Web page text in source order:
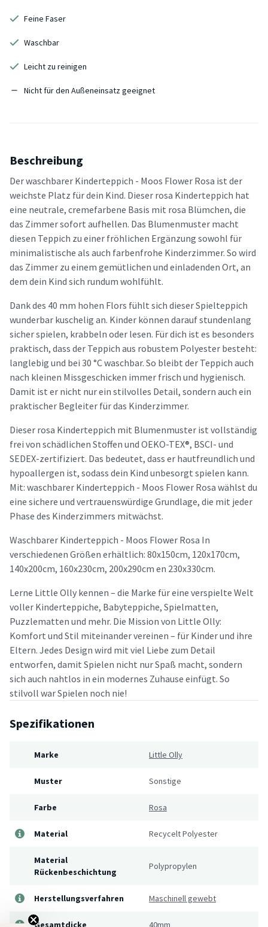
Feine Faser
Waschbar
Leicht zu reinigen
Nicht für den Außeneinsatz geeignet
Beschreibung
Der waschbarer Kinderteppich - Moos Flower Rosa ist der
weichste Platz für dein Kind. Dieser rosa Kinderteppich hat
eine neutrale, cremefarbene Basis mit rosa Blümchen, die
das Zimmer sofort aufhellen. Das Blumenmuster macht
diesen Teppich zu einer fröhlichen Ergänzung sowohl für
minimalistische als auch farbenfrohe Kinderzimmer. So wird
das Zimmer zu einem gemütlichen und einladenden Ort, an
dem dein Kind sich rundum wohlfühlt.
Dank des 40 mm hohen Flors fühlt sich dieser Spielteppich
wunderbar kuschelig an. Kinder können darauf stundenlang
sicher spielen, krabbeln oder lesen. Für dich ist es besonders
praktisch, dass der Teppich aus robustem Polyester besteht:
langlebig und bei 30 °C waschbar. So bleibt der Teppich auch
nach kleinen Missgeschicken immer frisch und hygienisch.
Damit ist er nicht nur ein stilvolles Detail, sondern auch ein
praktischer Begleiter für das Kinderzimmer.
Dieser rosa Kinderteppich mit Blumenmuster ist vollständig
frei von schädlichen Stoffen und OEKO-TEX®, BSCI- und
SEDEX-zertifiziert. Das bedeutet, dass er hautfreundlich und
hypoallergen ist, sodass dein Kind unbesorgt spielen kann.
Mit: waschbarer Kinderteppich - Moos Flower Rosa wählst du
eine sichere und vertrauenswürdige Grundlage, die mit jeder
Phase des Kinderzimmers mitwächst.
Waschbarer Kinderteppich - Moos Flower Rosa In
verschiedenen Größen erhältlich: 80x150cm, 120x170cm,
140x200cm, 160x230cm, 200x290cm en 230x330cm.
Lerne Little Olly kennen – die Marke für eine verspielte Welt
voller Kinderteppiche, Babyteppiche, Spielmatten,
Puzzlematten und mehr. Die Mission von Little Olly:
Komfort und Stil miteinander vereinen – für Kinder und ihre
Eltern. Jedes Design wird mit viel Liebe zum Detail
entworfen, damit Spielen nicht nur Spaß macht, sondern
sich auch nahtlos in ein modernes Zuhause einfügt. So
stilvoll war Spielen noch nie!
Spezifikationen
Marke Little Olly
Muster Sonstige
Farbe Rosa
Material Recycelt Polyester
Material
Rückenbeschichtung
Polypropylen
Herstellungsverfahren Maschinell gewebt
Gesamtdicke 40mm